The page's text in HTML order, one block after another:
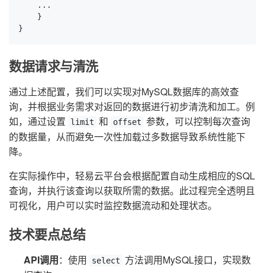
    ...
    }
}
数据请求与清洗
通过上述配置，我们可以实现对MySQL数据库的高效查
询，并根据业务需求对返回的数据进行初步清洗和加工。例
如，通过设置
limit 和 offset 参数，可以控制每次查询
的数据量，从而避免一次性加载过多数据导致系统性能下
降。
在实际操作中，轻易云平台会根据配置自动生成相应的SQL
查询，并执行该查询以获取所需的数据。此过程完全透明且
可视化，用户可以实时监控数据流动和处理状态。
技术要点总结
API调用：使用 select
方法调用MySQL接口，实现数